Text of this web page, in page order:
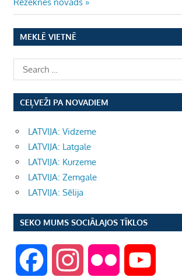
MEKLĒ VIETNĒ
CEĻVEŽI PA NOVADIEM
LATVIJA: Vidzeme
LATVIJA: Latgale
LATVIJA: Kurzeme
LATVIJA: Zemgale
LATVIJA: Sēlija
SEKO MUMS SOCIĀLAJOS TĪKLOS